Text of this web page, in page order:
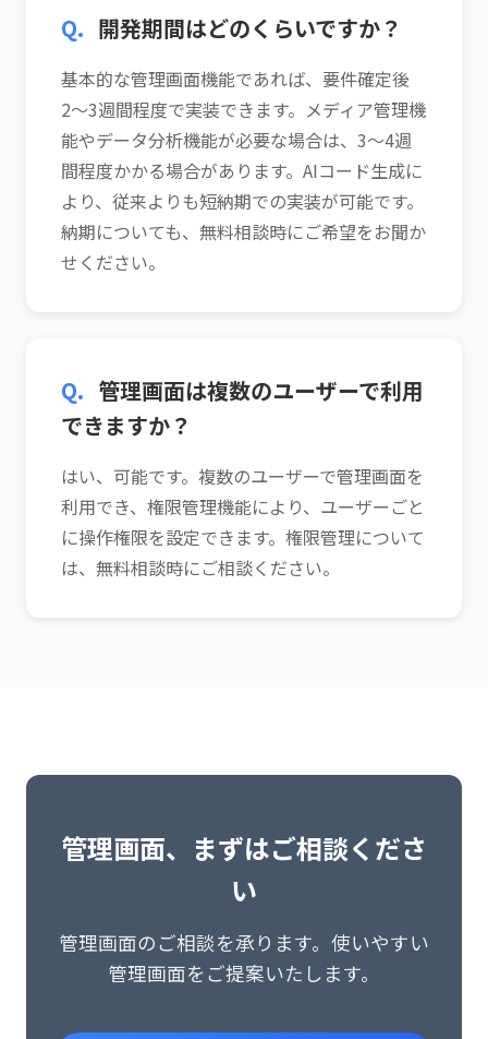
Q. 開発期間はどのくらいですか？
基本的な管理画面機能であれば、要件確定後
2〜3週間程度で実装できます。メディア管理機
能やデータ分析機能が必要な場合は、3〜4週
間程度かかる場合があります。AIコード生成に
より、従来よりも短納期での実装が可能です。
納期についても、無料相談時にご希望をお聞か
せください。
Q. 管理画面は複数のユーザーで利用
できますか？
はい、可能です。複数のユーザーで管理画面を
利用でき、権限管理機能により、ユーザーごと
に操作権限を設定できます。権限管理について
は、無料相談時にご相談ください。
管理画面、まずはご相談くださ
い
管理画面のご相談を承ります。使いやすい
管理画面をご提案いたします。